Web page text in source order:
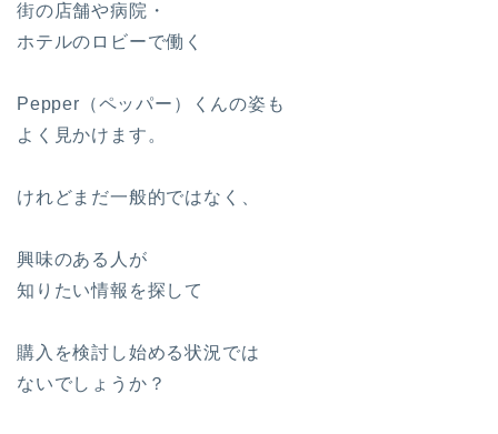
街の店舗や病院・
ホテルのロビーで働く
Pepper（ペッパー）くんの姿も
よく見かけます。
けれどまだ一般的ではなく、
興味のある人が
知りたい情報を探して
購入を検討し始める状況では
ないでしょうか？